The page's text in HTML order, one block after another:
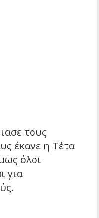
τους
έκανε η Τέτα
όλοι
για